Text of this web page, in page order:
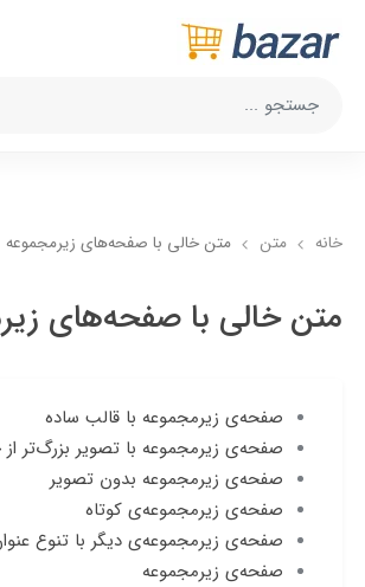
خانه متن متن خالی با صفحه‌های زیرمجموعه
متن خالی با صفحه‌های
صفحه‌ی زیرمجموعه با قالب ساده
صفحه‌ی زیرمجموعه با تصویر بزرگ‌تر
صفحه‌ی زیرمجموعه بدون تصویر
صفحه‌ی زیرمجموعه‌ی کوتاه
صفحه‌ی زیرمجموعه‌ی دیگر با تنوع
صفحه‌ی زیرمجموعه